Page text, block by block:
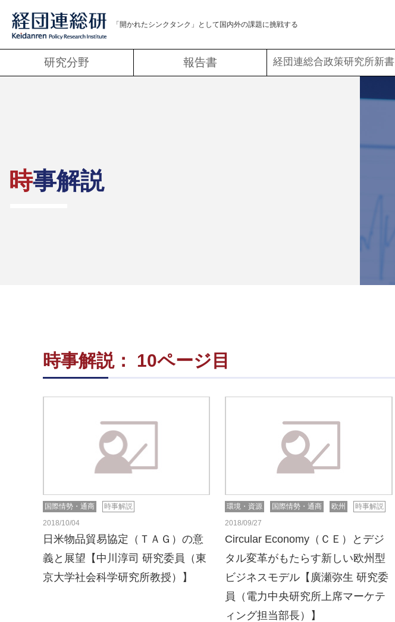
「開かれたシンクタンク」として 国内外の課題に挑戦する
研究分野 報告書 経団連総合政策研究所新書
時事解説
時事解説： 10ページ目
国際情勢・通商
時事解説
2018/10/04
日米物品貿易協定（ＴＡＧ）の意
義と展望【中川淳司 研究委員（東
京大学社会科学研究所教授）】
環境・資源 国際情勢・通商 欧州
時事解説
2018/09/27
Circular Economy（ＣＥ）とデジ
タル変革がもたらす新しい欧州型
ビジネスモデル【廣瀬弥生 研究委
員（電力中央研究所上席マーケテ
ィング担当部長）】